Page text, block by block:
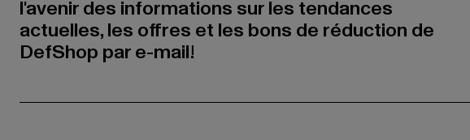
l'avenir des informations sur les tendances
actuelles, les offres et les bons de réduction de
DefShop par e-mail!